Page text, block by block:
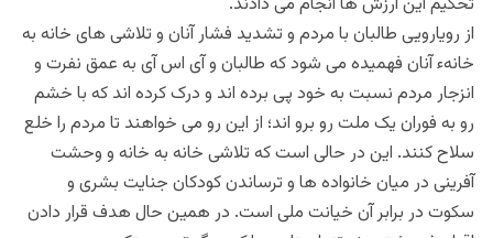
از رویارویی طالبان با مردم و تشدید فشار آنان و تلاشی های خانه به
خانهء آنان فهمیده می شود که طالبان و آی اس آی به عمق نفرت و
انزجار مردم نسبت به خود پی برده اند و درک کرده اند که با خشم
رو به فوران یک ملت رو برو اند؛ از این رو می خواهند تا مردم را خلع
سلاح کنند. این در حالی است که تلاشی خانه به خانه و وحشت
آفرینی در میان خانواده ها و ترساندن کودکان جنایت بشری و
سکوت در برابر آن خیانت ملی است. در همین حال هدف قرار دادن